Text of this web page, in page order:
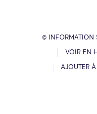
© INFORMATION
VOIR EN
AJOUTER